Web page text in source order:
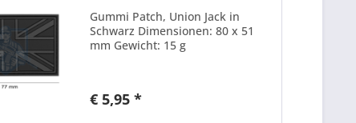
Gummi Patch, Union Jack in
Schwarz Dimensionen: 80 x 51
mm Gewicht: 15 g
€ 5,95 *